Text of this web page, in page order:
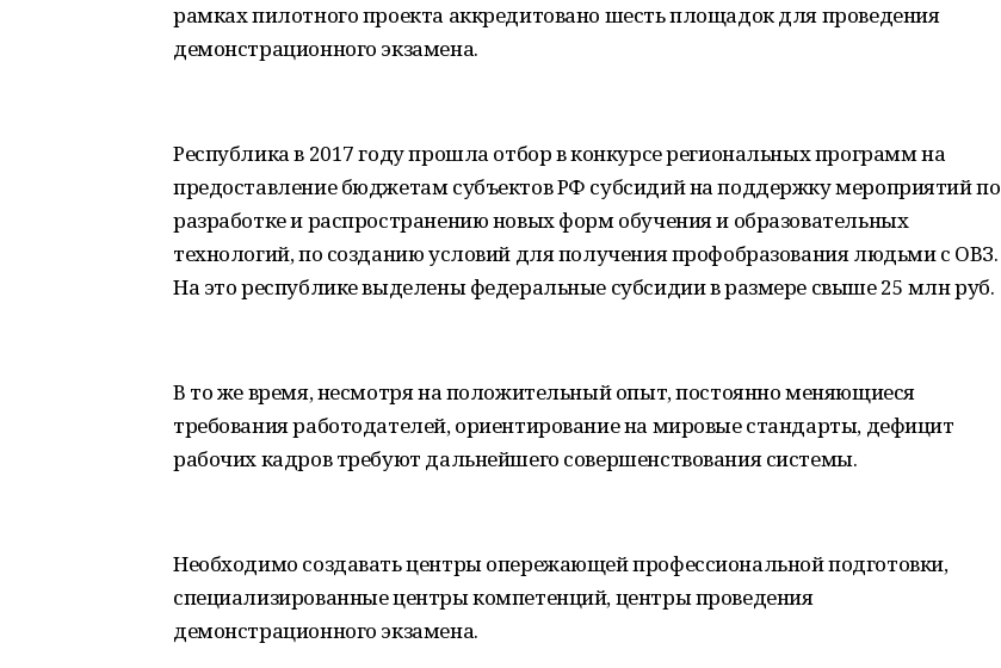
рамках пилотного проекта аккредитовано шесть площадок для проведения
демонстрационного экзамена.
Республика в 2017 году прошла отбор в конкурсе региональных программ на
предоставление бюджетам субъектов РФ субсидий на поддержку мероприятий по
разработке и распространению новых форм обучения и образовательных
технологий, по созданию условий для получения профобразования людьми с ОВЗ.
На это республике выделены федеральные субсидии в размере свыше 25 млн руб.
В то же время, несмотря на положительный опыт, постоянно меняющиеся
требования работодателей, ориентирование на мировые стандарты, дефицит
рабочих кадров требуют дальнейшего совершенствования системы.
Необходимо создавать центры опережающей профессиональной подготовки,
специализированные центры компетенций, центры проведения
демонстрационного экзамена.